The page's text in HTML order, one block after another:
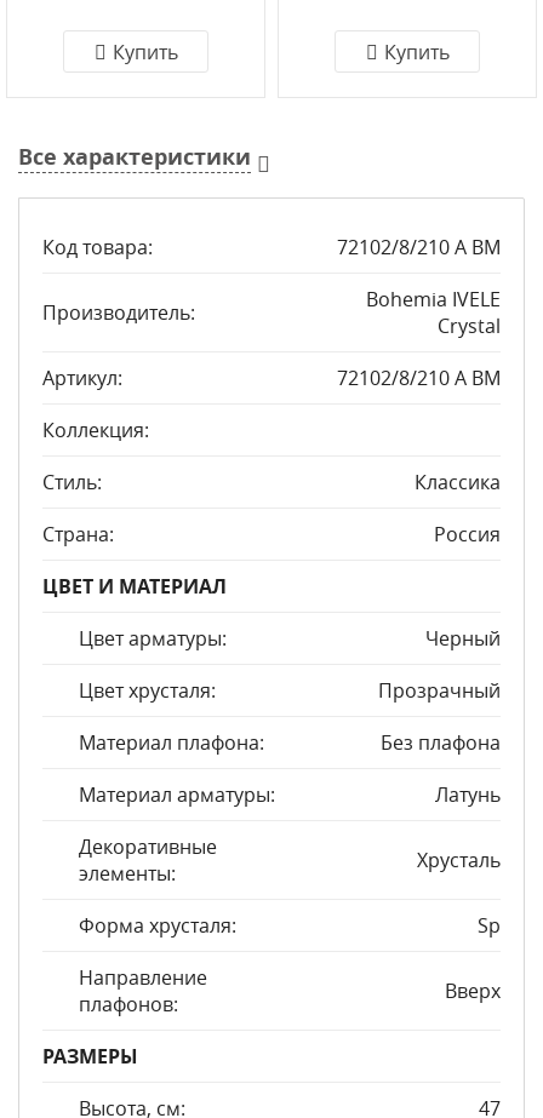
Купить Купить
Все характеристики
Код товара: 72102/8/210 A BM
Производитель:
Bohemia IVELE
Crystal
Артикул:
72102/8/210 A BM
Коллекция:
Стиль:
Классика
Страна:
Россия
ЦВЕТ И МАТЕРИАЛ
Цвет арматуры:
Черный
Цвет хрусталя:
Прозрачный
Материал плафона:
Без плафона
Материал арматуры:
Латунь
Декоративные
элементы:
Хрусталь
Форма хрусталя:
Sp
Направление
плафонов:
Вверх
РАЗМЕРЫ
Высота, см:
47